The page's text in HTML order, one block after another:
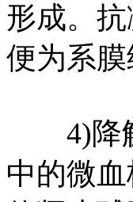
形成。
便为系
4)降解
中的微